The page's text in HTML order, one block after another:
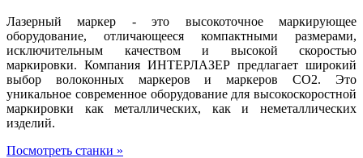
Лазерный маркер - это высокоточное маркирующее
оборудование, отличающееся компактными размерами,
исключительным качеством и высокой скоростью
маркировки. Компания ИНТЕРЛАЗЕР предлагает широкий
выбор волоконных маркеров и маркеровCO2. Это
уникальное современное оборудование для высокоскоростной
маркировки как металлических, как и неметаллических
изделий.
Посмотреть станки »